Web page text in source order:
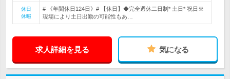
休日
休暇
# 《年間休日124日》# 【休日】◆完全週休二日制* 土日* 祝日※
現場により土日出勤の可能性もあ…
求人詳細を見る 気になる